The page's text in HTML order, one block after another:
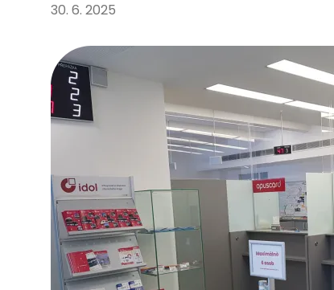
30. 6. 2025